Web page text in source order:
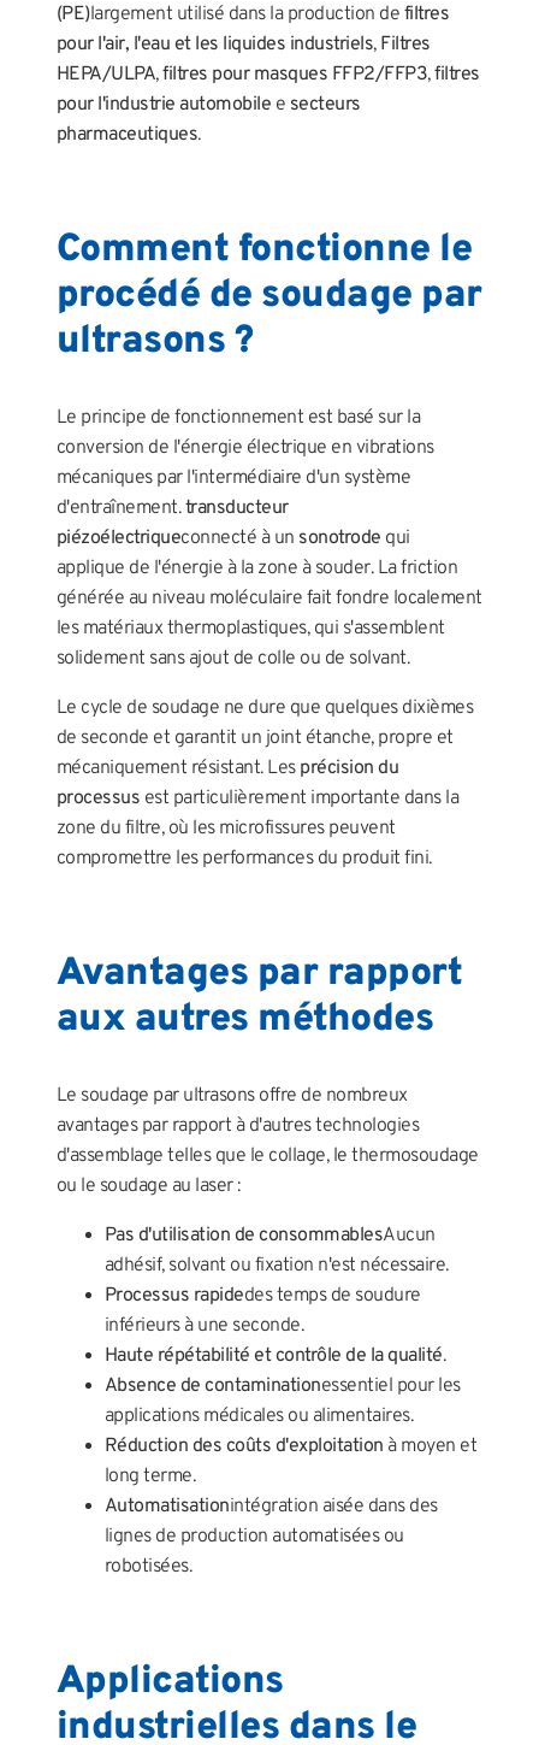
(PE)largement utilisé dans la production de filtres
pour l'air, l'eau et les liquides industriels, Filtres
HEPA/ULPA,filtres pour masques FFP2/FFP3,filtres
pour l'industrie automobile e secteurs
pharmaceutiques.
Comment fonctionne le
procédé de soudage par
ultrasons ?
Le principe de fonctionnement est basé sur la
conversion de l'énergie électrique en vibrations
mécaniques par l'intermédiaire d'un système
d'entraînement.transducteur
piézoélectriqueconnecté à un sonotrode qui
applique de l'énergie à la zone à souder. La friction
générée au niveau moléculaire fait fondre localement
les matériaux thermoplastiques, qui s'assemblent
solidement sans ajout de colle ou de solvant.
Le cycle de soudage ne dure que quelques dixièmes
de seconde et garantit un joint étanche, propre et
mécaniquement résistant. Les précision du
processus est particulièrement importante dans la
zone du filtre, où les microfissures peuvent
compromettre les performances du produit fini.
Avantages par rapport
aux autres méthodes
Le soudage par ultrasons offre de nombreux
avantages par rapport à d'autres technologies
d'assemblage telles que le collage, le thermosoudage
ou le soudage au laser :
Pas d'utilisation de consommablesAucun
adhésif, solvant ou fixation n'est nécessaire.
Processus rapidedes temps de soudure
inférieurs à une seconde.
Haute répétabilité et contrôle de la qualité.
Absence de contaminationessentiel pour les
applications médicales ou alimentaires.
Réduction des coûts d'exploitation à moyen et
long terme.
Automatisationintégration aisée dans des
lignes de production automatisées ou
robotisées.
Applications
industrielles dans le